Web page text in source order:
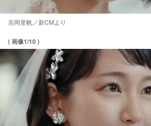
吉岡里帆／新CMより
( 画像1/10 )